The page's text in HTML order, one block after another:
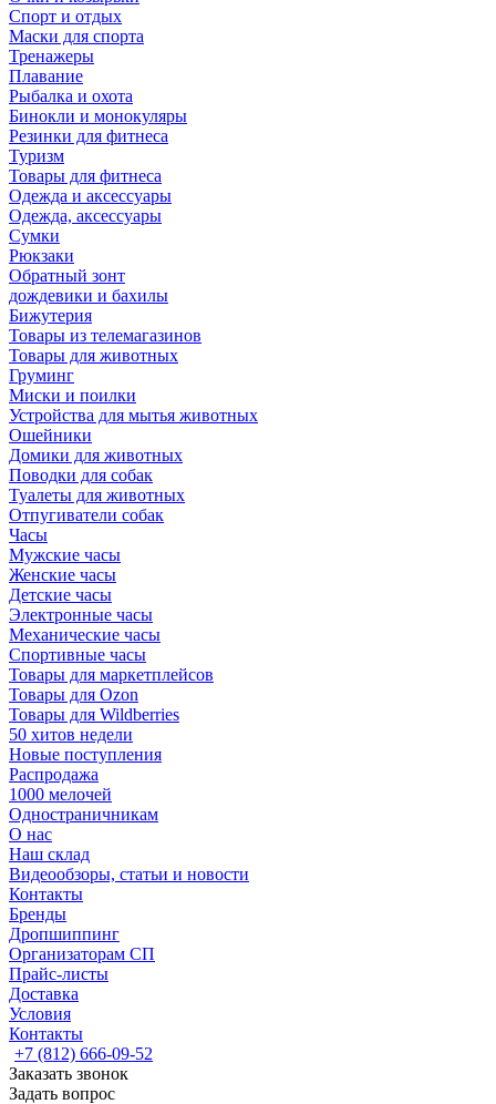
Спорт и отдых
Маски для спорта
Тренажеры
Плавание
Рыбалка и охота
Бинокли и монокуляры
Резинки для фитнеса
Туризм
Товары для фитнеса
Одежда и аксессуары
Одежда, аксессуары
Сумки
Рюкзаки
Обратный зонт
дождевики и бахилы
Бижутерия
Товары из телемагазинов
Товары для животных
Груминг
Миски и поилки
Устройства для мытья животных
Ошейники
Домики для животных
Поводки для собак
Туалеты для животных
Отпугиватели собак
Часы
Мужские часы
Женские часы
Детские часы
Электронные часы
Механические часы
Спортивные часы
Товары для маркетплейсов
Товары для Ozon
Товары для Wildberries
50 хитов недели
Новые поступления
Распродажа
1000 мелочей
Одностраничникам
О нас
Наш склад
Видеообзоры, статьи и новости
Контакты
Бренды
Дропшиппинг
Организаторам СП
Прайс-листы
Доставка
Условия
Контакты
+7 (812) 666-09-52
Заказать звонок
Задать вопрос